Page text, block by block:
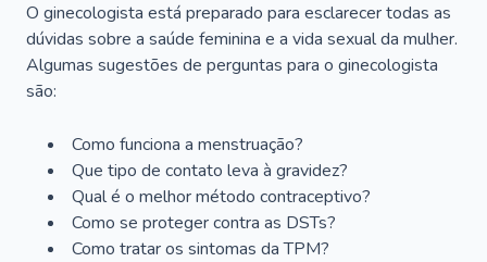
O ginecologista está preparado para esclarecer todas as
dúvidas sobre a saúde feminina e a vida sexual da mulher.
Algumas sugestões de perguntas para o ginecologista
são:
Como funciona a menstruação?
Que tipo de contato leva à gravidez?
Qual é o melhor método contraceptivo?
Como se proteger contra as DSTs?
Como tratar os sintomas da TPM?